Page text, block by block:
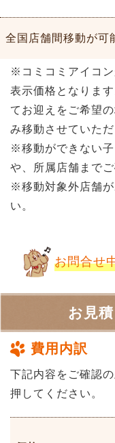
全国店舗間移動が可
※コミコミアイコ
表示価格となりま
てお迎えをご希望
み移動させていただ
※移動ができない
や、所属店舗までご
※移動対象外店舗
い。
お問合せ
お見
費用内訳
下記内容をご確認
押してください。